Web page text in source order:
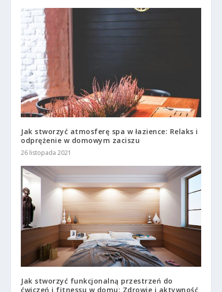
Jak stworzyć atmosferę spa w łazience: Relaks i
odprężenie w domowym zaciszu
26 listopada 2021
Jak stworzyć funkcjonalną przestrzeń do
ćwiczeń i fitnessu w domu: Zdrowie i aktywność